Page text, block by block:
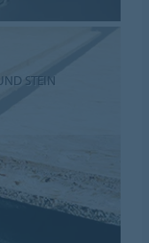
STEIN